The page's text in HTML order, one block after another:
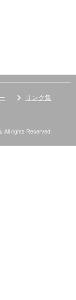
リンク集
All rights Reserved.